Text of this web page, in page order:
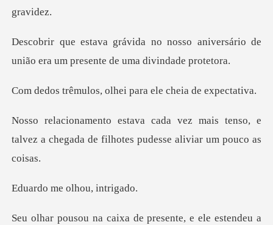
sso aniversário de
união era um pr
olhei para ele che
ais tenso, e
talvez a chegada de filho
e olhou,
a de presente, e ele est